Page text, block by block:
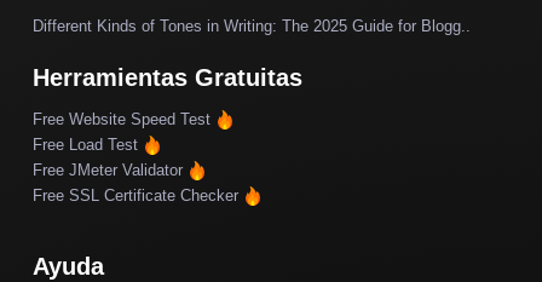
Different Kinds of Tones in Writing: The 2025 Guide for Blogg..
Herramientas Gratuitas
Free Website Speed Test
Free Load Test
Free JMeter Validator
Free SSL Certificate Checker
Ayuda